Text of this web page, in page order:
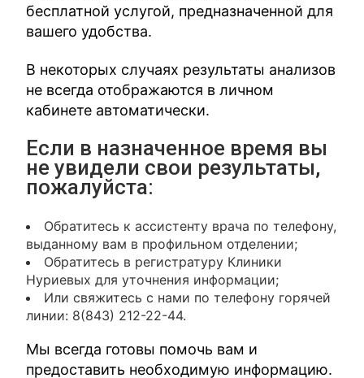
бесплатной услугой, предназначенной для
вашего удобства.
В некоторых случаях результаты анализов
не всегда отображаются в личном
кабинете автоматически.
Если в назначенное время вы
не увидели свои результаты,
пожалуйста:
Обратитесь к ассистенту врача по телефону,
выданному вам в профильном отделении;
Обратитесь в регистратуру Клиники
Нуриевых для уточнения информации;
Или свяжитесь с нами по телефону горячей
линии: 8(843) 212-22-44.
Мы всегда готовы помочь вам и
предоставить необходимую информацию.